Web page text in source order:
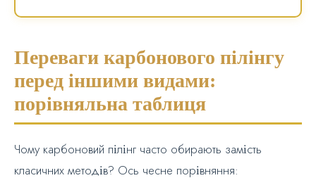
Переваги карбонового пілінгу
перед іншими видами:
порівняльна таблиця
Чому карбоновий пілінг часто обирають замість
класичних методів? Ось чесне порівняння: